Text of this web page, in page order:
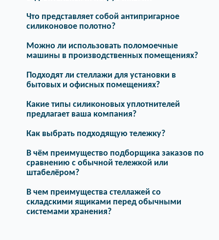
Что представляет собой антипригарное
силиконовое полотно?
Можно ли использовать поломоечные
машины в производственных помещениях?
Подходят ли стеллажи для установки в
бытовых и офисных помещениях?
Какие типы силиконовых уплотнителей
предлагает ваша компания?
Как выбрать подходящую тележку?
В чём преимущество подборщика заказов по
сравнению с обычной тележкой или
штабелёром?
В чем преимущества стеллажей со
складскими ящиками перед обычными
системами хранения?